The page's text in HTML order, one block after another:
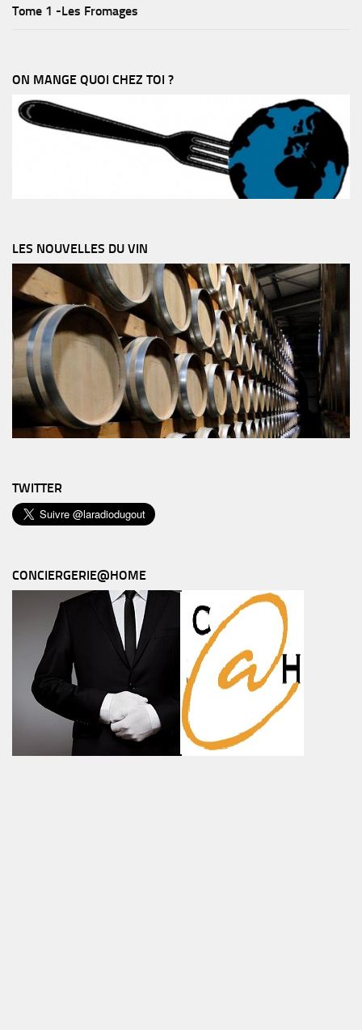
Tome 1 -Les Fromages
ON MANGE QUOI CHEZ TOI ?
LES NOUVELLES DU VIN
TWITTER
CONCIERGERIE@HOME